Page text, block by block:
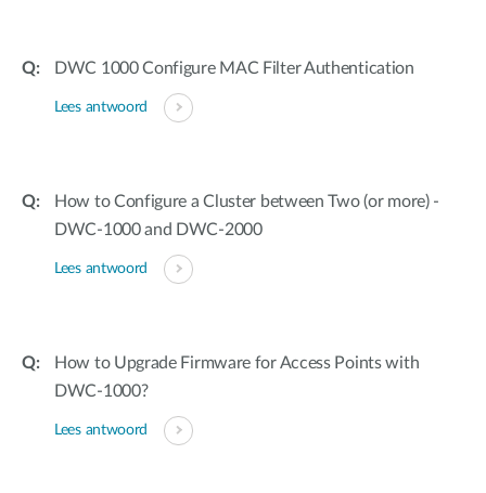
DWC 1000 Configure MAC Filter Authentication
Lees antwoord
How to Configure a Cluster between Two (or more) -
DWC-1000 and DWC-2000
Lees antwoord
How to Upgrade Firmware for Access Points with
DWC-1000?
Lees antwoord